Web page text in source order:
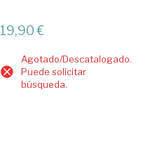
19,90 €
Agotado/Descatalogado.
Puede solicitar
búsqueda.